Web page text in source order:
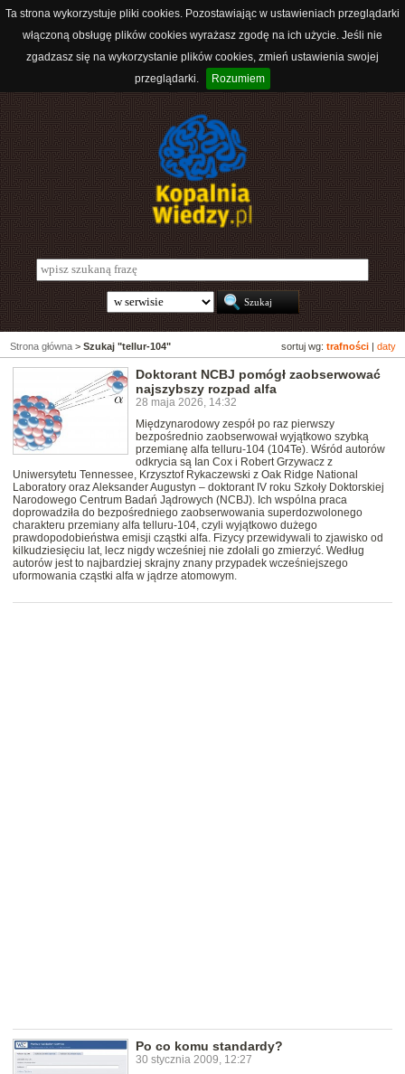
Ta strona wykorzystuje pliki cookies. Pozostawiając w ustawieniach przeglądarki
włączoną obsługę plików cookies wyrażasz zgodę na ich użycie. Jeśli nie
zgadzasz się na wykorzystanie plików cookies, zmień ustawienia swojej
przeglądarki.
Rozumiem
sortuj wg: trafności daty
Strona główna > Szukaj "tellur-104"
Doktorant NCBJ pomógł zaobserwować
najszybszy rozpad alfa
28 maja 2026, 14:32
Międzynarodowy zespół po raz pierwszy
bezpośrednio zaobserwował wyjątkowo szybką
przemianę alfa telluru-104 (104Te). Wśród autorów
odkrycia są Ian Cox i Robert Grzywacz z
Uniwersytetu Tennessee, Krzysztof Rykaczewski z Oak Ridge National
Laboratory oraz Aleksander Augustyn – doktorant IV roku Szkoły Doktorskiej
Narodowego Centrum Badań Jądrowych (NCBJ). Ich wspólna praca
doprowadziła do bezpośredniego zaobserwowania superdozwolonego
charakteru przemiany alfa telluru-104, czyli wyjątkowo dużego
prawdopodobieństwa emisji cząstki alfa. Fizycy przewidywali to zjawisko od
kilkudziesięciu lat, lecz nigdy wcześniej nie zdołali go zmierzyć. Według
autorów jest to najbardziej skrajny znany przypadek wcześniejszego
uformowania cząstki alfa w jądrze atomowym.
Po co komu standardy?
30 stycznia 2009, 12:27